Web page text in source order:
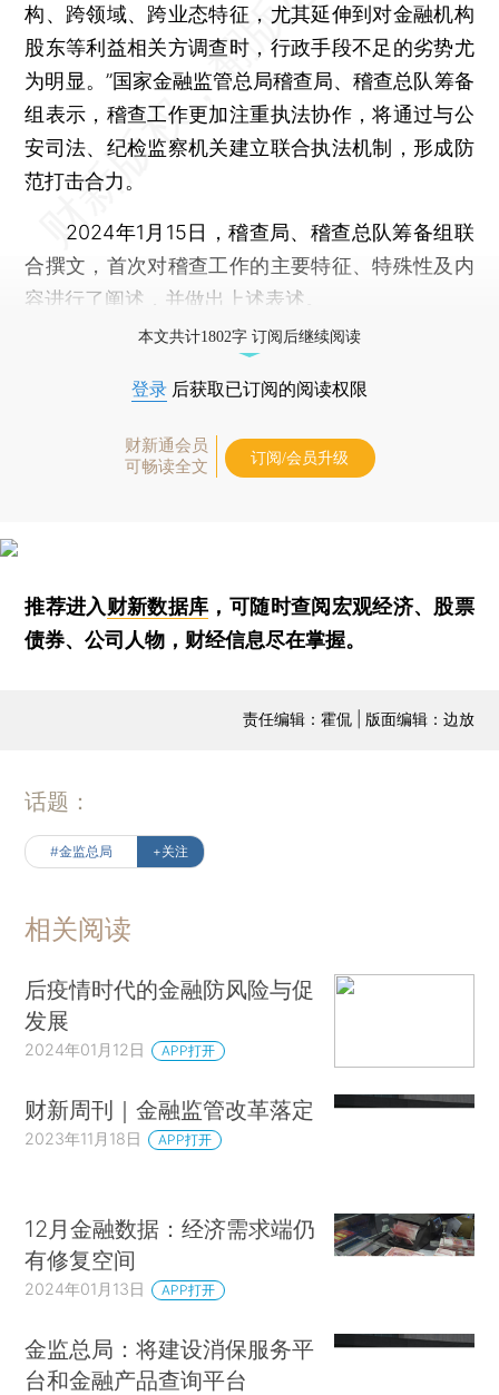
构、跨领域、跨业态特征，尤其延伸到对金融机构
股东等利益相关方调查时，行政手段不足的劣势尤
为明显。”国家金融监管总局稽查局、稽查总队筹备
组表示，稽查工作更加注重执法协作，将通过与公
安司法、纪检监察机关建立联合执法机制，形成防
范打击合力。
2024年1月15日，稽查局、稽查总队筹备组联
合撰文，首次对稽查工作的主要特征、特殊性及内
容进行了阐述，并做出上述表述。
本文共计1802字 订阅后继续阅读
登录 后获取已订阅的阅读权限
财新通会员
可畅读全文
订阅/会员升级
推荐进入财新数据库 ，可随时查阅宏观经济、股票
债券、公司人物，财经信息尽在掌握。
责任编辑：霍侃 | 版面编辑：边放
话题：
#金监总局 +关注
相关阅读
后疫情时代的金融防风险与促
发展
2024年01月12日 APP打开
财新周刊｜金融监管改革落定
2023年11月18日 APP打开
12月金融数据：经济需求端仍
有修复空间
2024年01月13日 APP打开
金监总局：将建设消保服务平
台和金融产品查询平台